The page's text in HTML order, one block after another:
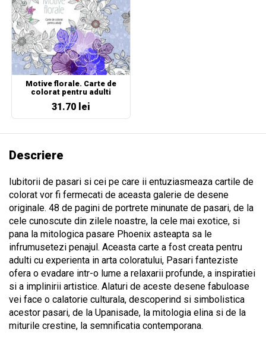
Motive florale. Carte de
colorat pentru adulti
31.70 lei
Descriere
Iubitorii de pasari si cei pe care ii entuziasmeaza cartile de
colorat vor fi fermecati de aceasta galerie de desene
originale. 48 de pagini de portrete minunate de pasari, de la
cele cunoscute din zilele noastre, la cele mai exotice, si
pana la mitologica pasare Phoenix asteapta sa le
infrumusetezi penajul. Aceasta carte a fost creata pentru
adulti cu experienta in arta coloratului, Pasari fanteziste
ofera o evadare intr-o lume a relaxarii profunde, a inspiratiei
si a implinirii artistice. Alaturi de aceste desene fabuloase
vei face o calatorie culturala, descoperind si simbolistica
acestor pasari, de la Upanisade, la mitologia elina si de la
miturile crestine, la semnificatia contemporana.